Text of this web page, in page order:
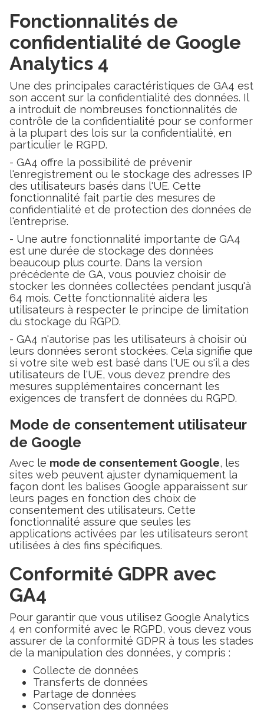
Fonctionnalités de
confidentialité de Google
Analytics 4
Une des principales caractéristiques de GA4 est
son accent sur la confidentialité des données. Il
a introduit de nombreuses fonctionnalités de
contrôle de la confidentialité pour se conformer
à la plupart des lois sur la confidentialité, en
particulier le RGPD.
- GA4 offre la possibilité de prévenir
l'enregistrement ou le stockage des adresses IP
des utilisateurs basés dans l'UE. Cette
fonctionnalité fait partie des mesures de
confidentialité et de protection des données de
l'entreprise.
- Une autre fonctionnalité importante de GA4
est une durée de stockage des données
beaucoup plus courte. Dans la version
précédente de GA, vous pouviez choisir de
stocker les données collectées pendant jusqu'à
64 mois. Cette fonctionnalité aidera les
utilisateurs à respecter le principe de limitation
du stockage du RGPD.
- GA4 n'autorise pas les utilisateurs à choisir où
leurs données seront stockées. Cela signifie que
si votre site web est basé dans l'UE ou s'il a des
utilisateurs de l'UE, vous devez prendre des
mesures supplémentaires concernant les
exigences de transfert de données du RGPD.
Mode de consentement utilisateur
de Google
Avec le mode de consentement Google, les
sites web peuvent ajuster dynamiquement la
façon dont les balises Google apparaissent sur
leurs pages en fonction des choix de
consentement des utilisateurs. Cette
fonctionnalité assure que seules les
applications activées par les utilisateurs seront
utilisées à des fins spécifiques.
Conformité GDPR avec
GA4
Pour garantir que vous utilisez Google Analytics
4 en conformité avec le RGPD, vous devez vous
assurer de la conformité GDPR à tous les stades
de la manipulation des données, y compris :
Collecte de données
Transferts de données
Partage de données
Conservation des données